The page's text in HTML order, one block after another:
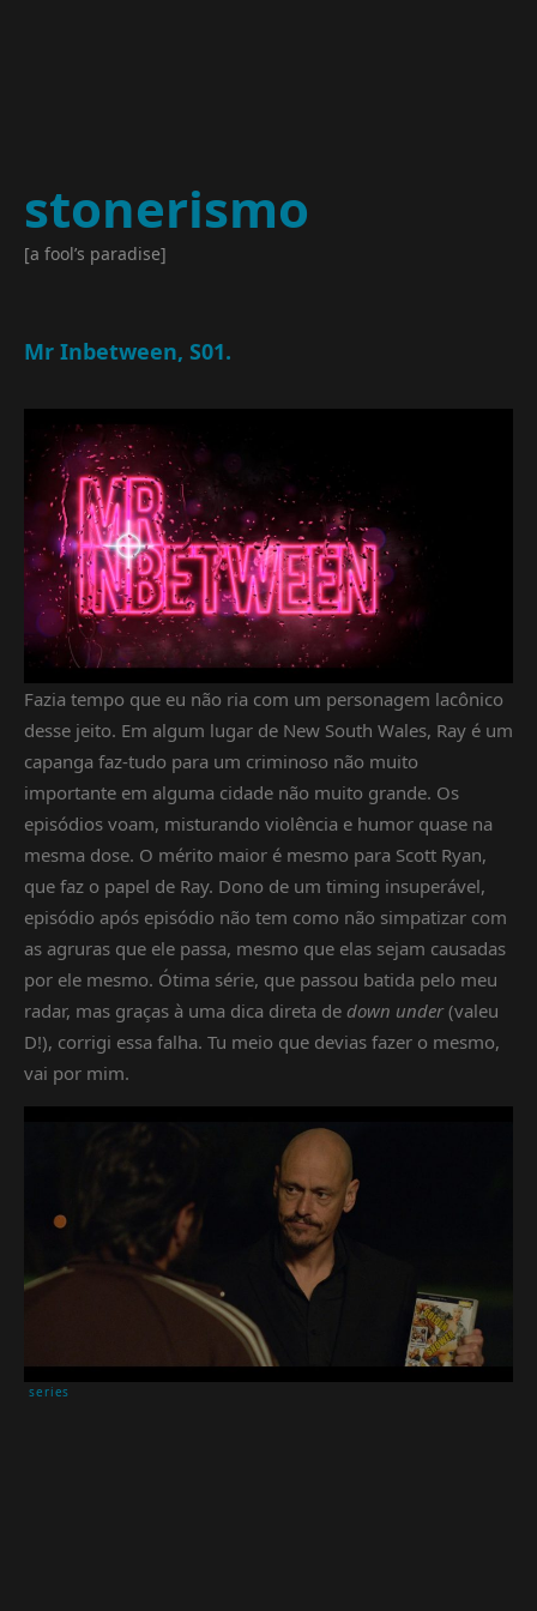
stonerismo
[a fool’s paradise]
Mr Inbetween, S01.
Fazia tempo que eu não ria com um personagem lacônico
desse jeito. Em algum lugar de New South Wales, Ray é um
capanga faz-tudo para um criminoso não muito
importante em alguma cidade não muito grande. Os
episódios voam, misturando violência e humor quase na
mesma dose. O mérito maior é mesmo para Scott Ryan,
que faz o papel de Ray. Dono de um timing insuperável,
episódio após episódio não tem como não simpatizar com
as agruras que ele passa, mesmo que elas sejam causadas
por ele mesmo. Ótima série, que passou batida pelo meu
radar, mas graças à uma dica direta de down under(valeu
D!), corrigi essa falha. Tu meio que devias fazer o mesmo,
vai por mim.
series